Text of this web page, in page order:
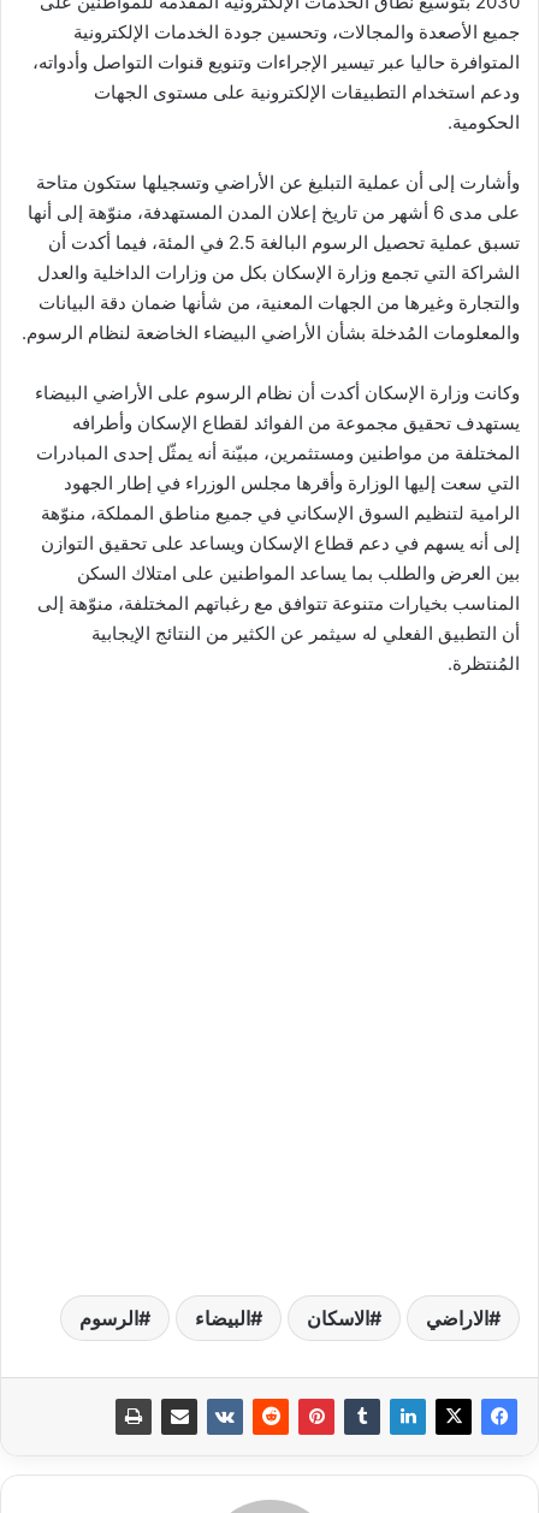
جميع الأصعدة والمجالات، وتحسين جودة الخدمات الإلكترونية
المتوافرة حاليا عبر تيسير الإجراءات وتنويع قنوات التواصل وأدواته،
ودعم استخدام التطبيقات الإلكترونية على مستوى الجهات
الحكومية.
وأشارت إلى أن عملية التبليغ عن الأراضي وتسجيلها ستكون متاحة
على مدى 6 أشهر من تاريخ إعلان المدن المستهدفة، منوّهة إلى أنها
تسبق عملية تحصيل الرسوم البالغة 2.5 في المئة، فيما أكدت أن
الشراكة التي تجمع وزارة الإسكان بكل من وزارات الداخلية والعدل
والتجارة وغيرها من الجهات المعنية، من شأنها ضمان دقة البيانات
والمعلومات المُدخلة بشأن الأراضي البيضاء الخاضعة لنظام الرسوم.
وكانت وزارة الإسكان أكدت أن نظام الرسوم على الأراضي البيضاء
يستهدف تحقيق مجموعة من الفوائد لقطاع الإسكان وأطرافه
المختلفة من مواطنين ومستثمرين، مبيّنة أنه يمثّل إحدى المبادرات
التي سعت إليها الوزارة وأقرها مجلس الوزراء في إطار الجهود
الرامية لتنظيم السوق الإسكاني في جميع مناطق المملكة، منوّهة
إلى أنه يسهم في دعم قطاع الإسكان ويساعد على تحقيق التوازن
بين العرض والطلب بما يساعد المواطنين على امتلاك السكن
المناسب بخيارات متنوعة تتوافق مع رغباتهم المختلفة، منوّهة إلى
أن التطبيق الفعلي له سيثمر عن الكثير من النتائج الإيجابية
المُنتظرة.
الاراضي الاسكان البيضاء الرسوم